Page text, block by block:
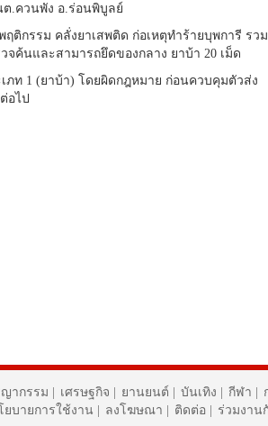
.ควนพัง อ.ร่อนพิบูลย์
ติกรรม คลั่งยาเสพติด ก่อเหตุทำร้ายบุพการี รว
จค้นและสามารถยึดของกลาง ยาบ้า 20 เม็ด
ภท 1 (ยาบ้า) โดยผิดกฎหมาย ก่อนควบคุมตัวส่ง
อไป
ากรรม เศรษฐกิจ ยานยนต์ บันเทิง กีฬา
ยบายการใช้งาน ลงโฆษณา ติดต่อ ร่วมงาน